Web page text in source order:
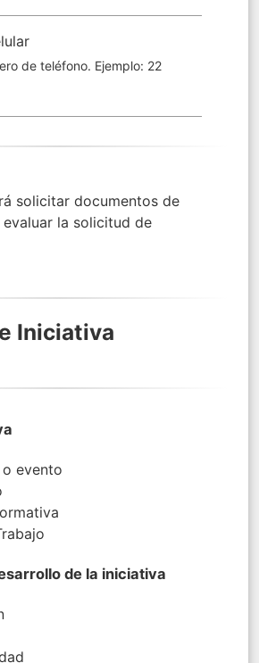
de teléfono. Ejemplo: 22
solicitar documentos de
la solicitud de
Iniciativa
evento
de la iniciativa